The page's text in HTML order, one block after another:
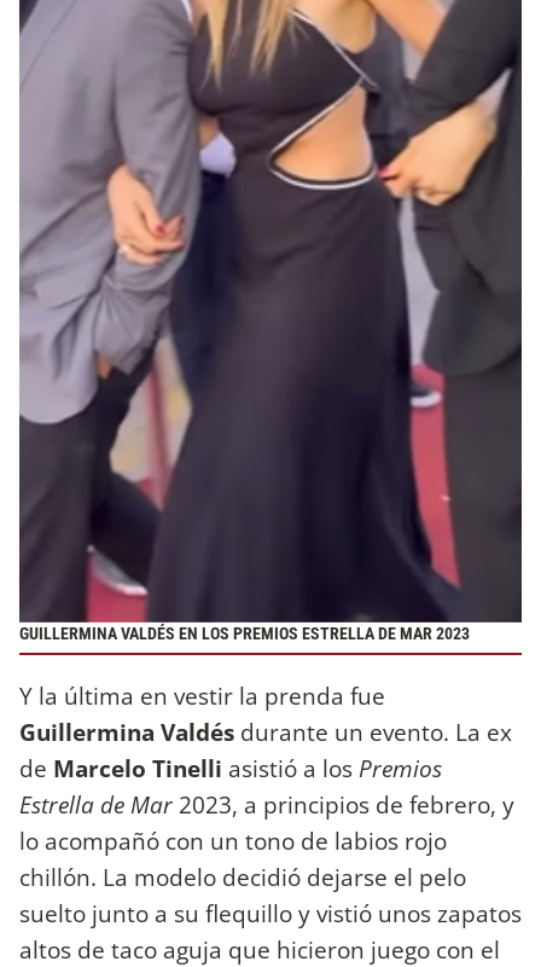
GUILLERMINA VALDÉS EN LOS PREMIOS ESTRELLA DE MAR 2023
Y la última en vestir la prenda fue
Guillermina Valdés durante un evento. La ex
de Marcelo Tinelli asistió a los Premios
Estrella de Mar 2023, a principios de febrero, y
lo acompañó con un tono de labios rojo
chillón. La modelo decidió dejarse el pelo
suelto junto a su flequillo y vistió unos zapatos
altos de taco aguja que hicieron juego con el